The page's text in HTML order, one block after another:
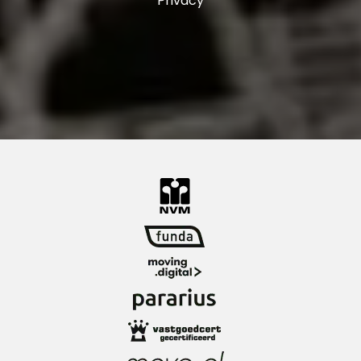
Restaurants en uitgaansgelegenheden:
Om het wonen op De Veranda nog
heerlijke pasta’s bij Happy Italy tot verfijnde
Afghaanse gerechten bij Helai en all you can
eat sushi bij Shabu Shabu. Ook zal jij je in deze
grote Pathé bioscoop, bowling en een
sportschool om de hoek.
Ons advies bij het kopen van jouw nieuwe
woning? Neem jouw eigen NVM makelaar mee!
Toelichtingsclausule maatvoering
De branchebrede meetinstructie is gebaseerd
op de NEN2580. De meetinstructie is bedoeld
om een meer eenduidige manier van meten toe